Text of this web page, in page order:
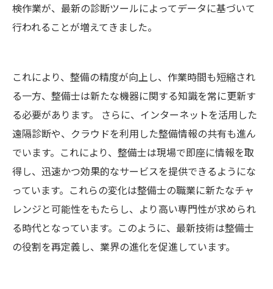
検作業が、最新の診断ツールによってデータに基づいて
行われることが増えてきました。
これにより、整備の精度が向上し、作業時間も短縮され
る一方、整備士は新たな機器に関する知識を常に更新す
る必要があります。 さらに、インターネットを活用した
遠隔診断や、クラウドを利用した整備情報の共有も進ん
でいます。これにより、整備士は現場で即座に情報を取
得し、迅速かつ効果的なサービスを提供できるようにな
っています。これらの変化は整備士の職業に新たなチャ
レンジと可能性をもたらし、より高い専門性が求められ
る時代となっています。このように、最新技術は整備士
の役割を再定義し、業界の進化を促進しています。